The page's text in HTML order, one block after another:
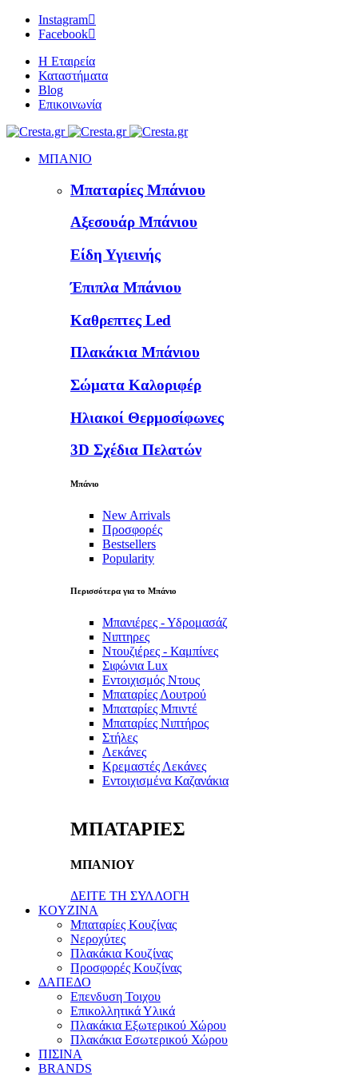
Instagram
Facebook
Η Εταιρεία
Καταστήματα
Blog
Επικοινωνία
ΜΠΑΝΙΟ
Μπαταρίες Μπάνιου
Αξεσουάρ Μπάνιου
Είδη Υγιεινής
Έπιπλα Μπάνιου
Καθρεπτες Led
Πλακάκια Μπάνιου
Σώματα Καλοριφέρ
Ηλιακοί Θερμοσίφωνες
3D Σχέδια Πελατών
Μπάνιο
New Arrivals
Προσφορές
Bestsellers
Popularity
Περισσότερα για το Μπάνιο
Μπανιέρες - Υδρομασάζ
Νιπτηρες
Ντουζιέρες - Καμπίνες
Σιφώνια Lux
Εντοιχισμός Ντους
Μπαταρίες Λουτρού
Μπαταρίες Μπιντέ
Μπαταρίες Νιπτήρος
Στήλες
Λεκάνες
Κρεμαστές Λεκάνες
Εντοιχισμένα Καζανάκια
ΜΠΑΤΑΡΙΕΣ
ΜΠΑΝΙΟΥ
ΔΕΙΤΕ ΤΗ ΣΥΛΛΟΓΗ
KOYZINA
Μπαταρίες Κουζίνας
Νεροχύτες
Πλακάκια Κουζίνας
Προσφορές Κουζίνας
ΔΑΠΕΔΟ
Επενδυση Τοιχου
Επικολλητικά Υλικά
Πλακάκια Εξωτερικού Χώρου
Πλακάκια Εσωτερικού Χώρου
ΠΙΣΙΝΑ
BRANDS